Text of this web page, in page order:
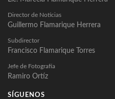
Director de Noticias
Guillermo Flamarique Herrera
Subdirector
Francisco Flamarique Torres
Jefe de Fotografía
Ramiro Ortíz
SÍGUENOS